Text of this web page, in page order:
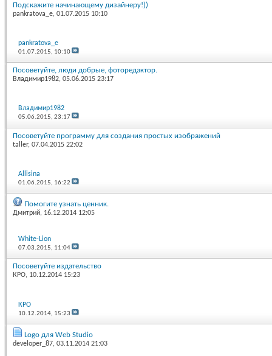
Подскажите начинающему дизайнеру!))
pankratova_e, 01.07.2015 10:10
pankratova_e
01.07.2015, 10:10
Посоветуйте, люди добрые, фоторедактор.
Владимир1982, 05.06.2015 23:17
Владимир1982
05.06.2015,23:17
Посоветуйте программу для создания простых изображений
taller, 07.04.2015 22:02
Allisina
01.06.2015, 16:22
Помогите узнать ценник.
Дмитрий, 16.12.2014 12:05
White-Lion
07.03.2015, 11:04
Посоветуйте издательство
КРО, 10.12.2014 15:23
КРО
10.12.2014, 15:23
Logo для Web Studio
developer_87, 03.11.2014 21:03